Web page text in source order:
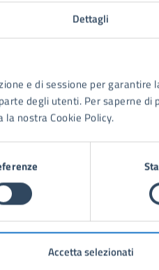
Dettagli
e di sessione per
degli utenti. Per saperne
nostra Cookie Policy.
Accetta selezionati
le informazioni
5 stelle su 5
su 5
su 5